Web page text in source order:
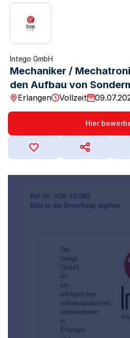
Intego GmbH
Mechaniker /
den Aufbau von
Erlangen Vollzeit
Hier